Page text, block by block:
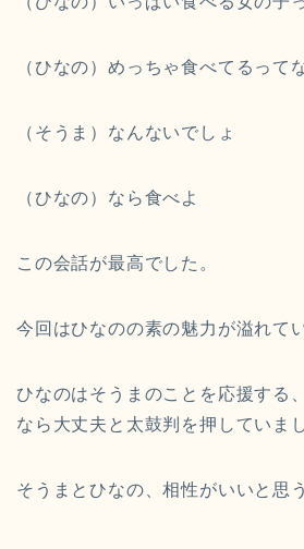
（ひなの）めっちゃ食べてるって
（そうま）なんないでしょ
（ひなの）なら食べよ
この会話が最高でした。
今回はひなのの素の魅力が溢れて
ひなのはそうまのことを応援する
なら大丈夫と太鼓判を押していま
そうまとひなの、相性がいいと思